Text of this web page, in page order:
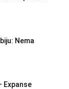
Nema
Expanse